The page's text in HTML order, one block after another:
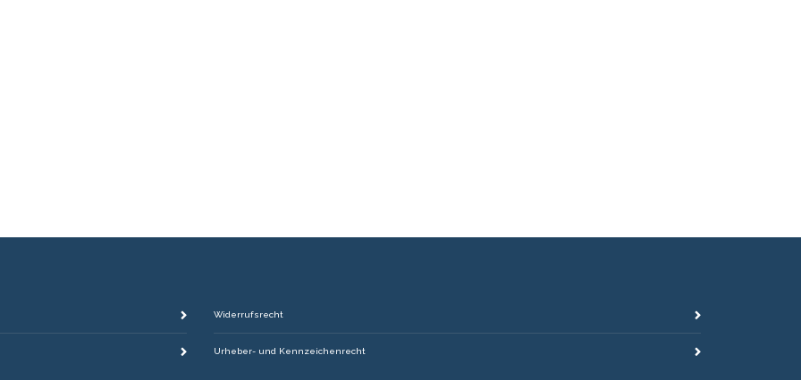
Widerrufsrecht
Urheber- und Kennzeichenrecht